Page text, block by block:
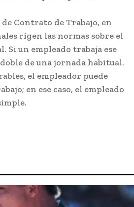
de Contrato de Trabajo, en
rigen las normas sobre el
Si un empleado trabaja ese
de una jornada habitual.
el empleador puede
en ese caso, el empleado